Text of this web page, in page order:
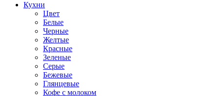
Кухни
Цвет
Белые
Черные
Желтые
Красные
Зеленые
Серые
Бежевые
Глянцевые
Кофе с молоком